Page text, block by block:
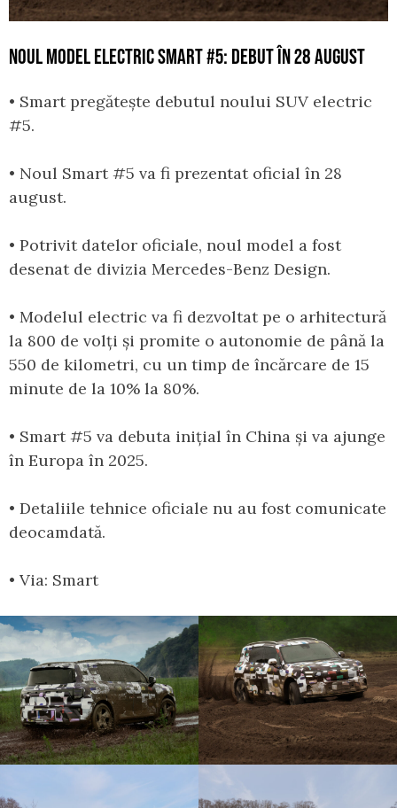
NOUL MODEL ELECTRIC SMART #5: DEBUT ÎN 28 AUGUST
• Smart pregătește debutul noului SUV electric
#5.
• Noul Smart #5 va fi prezentat oficial în 28
august.
• Potrivit datelor oficiale, noul model a fost
desenat de divizia Mercedes-Benz Design.
• Modelul electric va fi dezvoltat pe o arhitectură
la 800 de volți și promite o autonomie de până la
550 de kilometri, cu un timp de încărcare de 15
minute de la 10% la 80%.
• Smart #5 va debuta inițial în China și va ajunge
în Europa în 2025.
• Detaliile tehnice oficiale nu au fost comunicate
deocamdată.
• Via: Smart